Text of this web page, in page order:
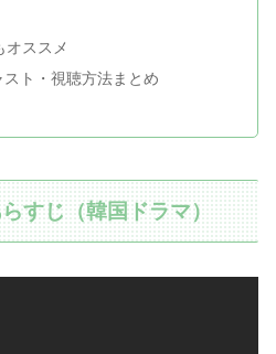
オススメ
ト・視聴方法まとめ
すじ（韓国ドラマ）